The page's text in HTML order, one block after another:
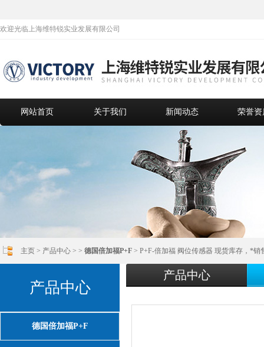
欢迎光临上海维特锐实业发展有限公司
网站首页 关于我们 新闻动态 荣誉资
主页 > 产品中心 > > 德国倍加福P+F > P+F-倍加福 阀位传感器 现货库存，*销
产品中心
德国倍加福P+F
产品中心